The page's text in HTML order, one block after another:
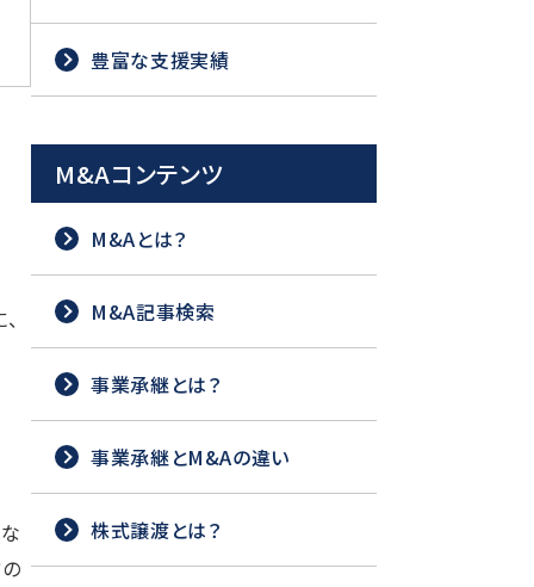
豊富な支援実績
M&Aコンテンツ
M&Aとは？
M&A記事検索
事業承継とは？
事業承継とM&Aの違い
株式譲渡とは？